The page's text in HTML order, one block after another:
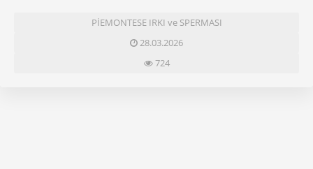
PİEMONTESE IRKI ve SPERMASI
28.03.2026
724